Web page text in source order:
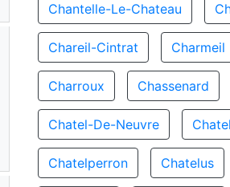
Chantelle-Le-Chateau
Chareil-Cintrat Charmeil
Charroux Chassenard
Chatel-De-Neuvre
Chatelperron Chatelus